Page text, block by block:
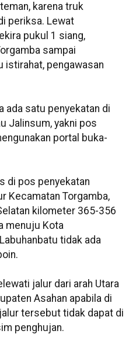
karena truk
periksa. Lewat
pukul 1 siang,
sampai
istirahat, pengawasan
ada satu penyekatan di
Jalinsum, yakni pos
portal buka-
di pos penyekatan
Kecamatan Torgamba,
kilometer 365-356
menuju Kota
tidak ada
jalur dari arah Utara
Asahan apabila di
tersebut tidak dapat di
penghujan.